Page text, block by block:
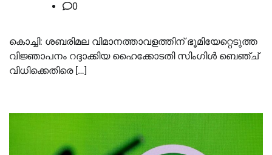
0
കൊച്ചി: ശബരിമല വിമാനത്താവളത്തിന് ഭൂമിയേറ്റെടുത്ത
വിജ്ഞാപനം റദ്ദാക്കിയ ഹൈക്കോടതി സിംഗിള്‍ ബെഞ്ച്
വിധിക്കെതിരെ […]